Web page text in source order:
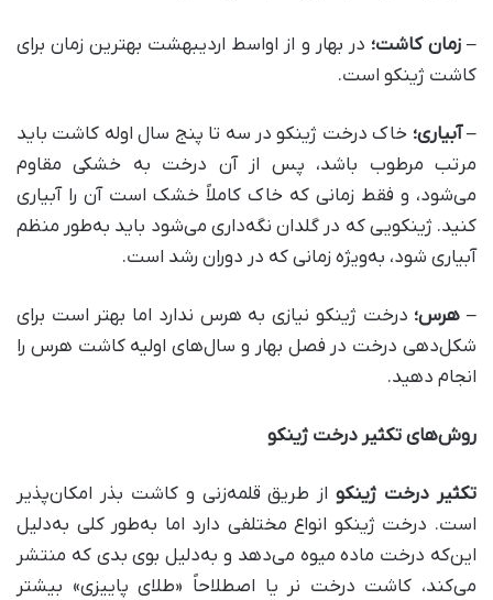
–زمان کاشت؛ در بهار و از اواسط اردیبهشت بهترین زمان برای
کاشت ژینکو است.
–آبیاری؛ خاک درخت ژینکو در سه تا پنج سال اوله کاشت باید
مرتب مرطوب باشد، پس از آن درخت به خشکی مقاوم
می‌شود، و فقط زمانی که خاک کاملاً خشک است آن را آبیاری
کنید. ژینکویی که در گلدان نگه‌داری می‌شود باید به‌طور منظم
آبیاری شود، به‌ویژه زمانی که در دوران رشد است.
– هرس؛ درخت ژینکو نیازی به هرس ندارد اما بهتر است برای
شکل‌دهی درخت در فصل بهار و سال‌های اولیه کاشت هرس را
انجام دهید.
روش‌های تکثیر درخت ژینکو
تکثیر درخت ژینکواز طریق قلمه‌زنی و کاشت بذر امکان‌پذیر
است. درخت ژینکو انواع مختلفی دارد اما به‌طور کلی به‌دلیل
این‌که درخت ماده میوه می‌دهد و به‌دلیل بوی بدی که منتشر
می‌کند، کاشت درخت نر یا اصطلاحاً «طلای پاییزی» بیشتر